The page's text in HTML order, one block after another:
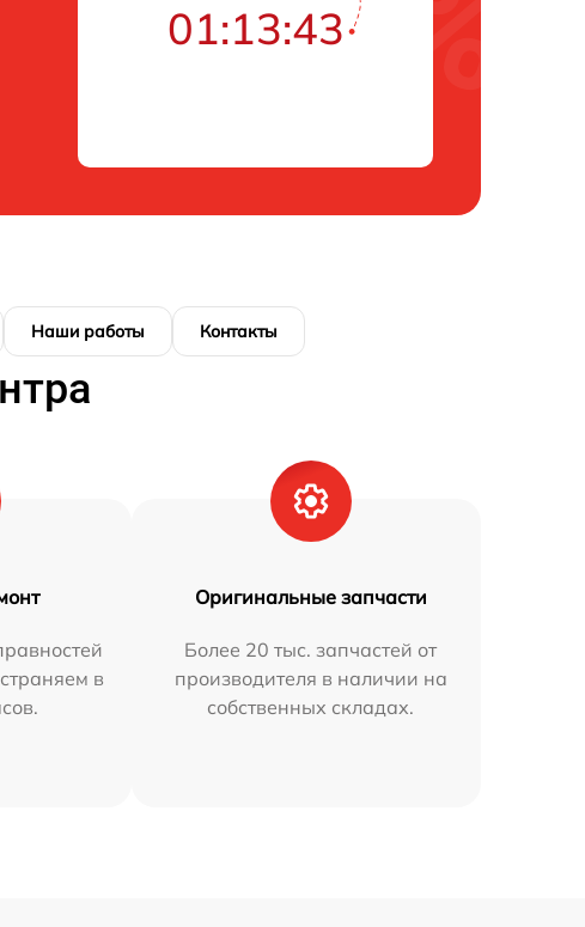
01:13:42
Наши работы Контакты
в
Оригинальные запчасти
Более 20 тыс. запчастей от
производителя в наличии на
собственных складах.